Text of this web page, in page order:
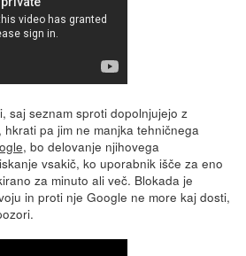
saj seznam sproti dopolnjujejo z
pa jim ne manjka tehničnega
, bo delovanje njihovega
vsakič, ko uporabnik išče za eno
za minuto ali več. Blokada je
in proti nje Google ne more kaj dosti,